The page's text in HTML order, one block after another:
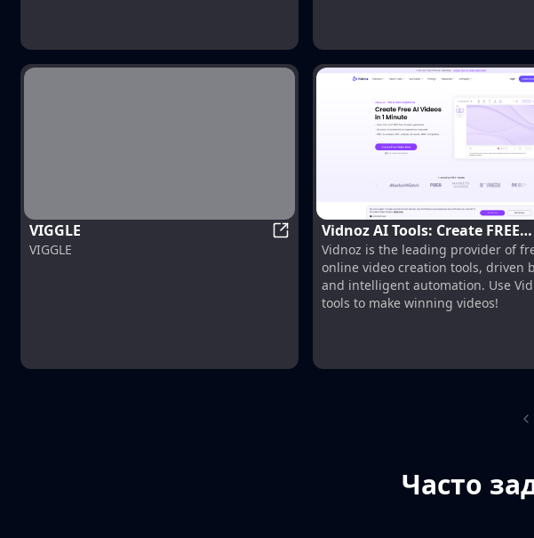
VIGGLE
VIGGLE
Vidnoz AI Tools: Create FREE
Engaging AI Videos 10X Faster
Vidnoz is the leading provider of
online video creation tools, driven
and intelligent automation. Use
tools to make winning videos!
Часто